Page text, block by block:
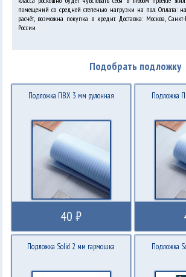
помещений со средней степенью нагрузки на пол. Оплата:
расчёт, возможна покупка в кредит. Доставка: Москва, Санкт-
России.
Подобрать подложку
Подложка ПВХ 3 мм рулонная
40 ₽
Подложка
Подложка Solid 2 мм гармошка Подложка